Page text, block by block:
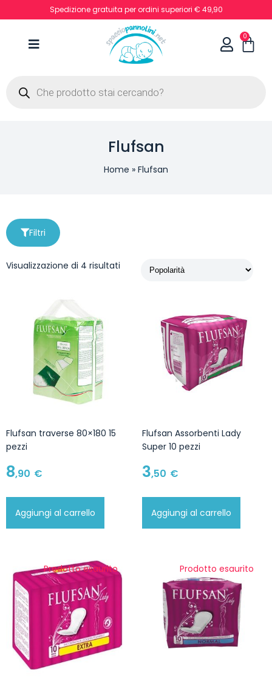
Spedizione gratuita per ordini superiori € 49,90
0
Flufsan
Home » Flufsan
Filtri
Visualizzazione di 4 risultati
Flufsan traverse 80×180 15
pezzi
8,90 €
Aggiungi al carrello
Flufsan Assorbenti Lady
Super 10 pezzi
3,50 €
Aggiungi al carrello
Prodotto esaurito Prodotto esaurito